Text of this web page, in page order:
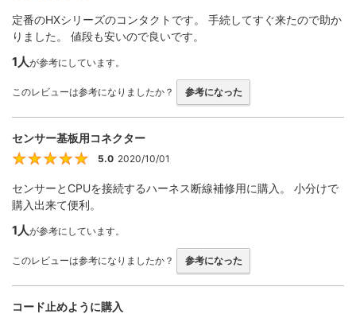
定番のHXシリーズのコンタクトです。 手続してすぐ来たので助か
りました。 値段も安いので良いです。
1人が参考にしています。
このレビューは参考になりましたか？ 参考になった
センサー基板用コネクター
5
5.0 2020/10/01
センサーとCPUを接続するハーネス断線補修用に購入。 小分けで
購入出来て便利。
1人が参考にしています。
このレビューは参考になりましたか？ 参考になった
コード止めように購入